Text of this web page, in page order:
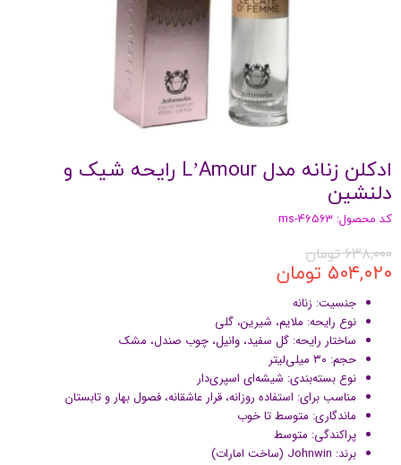
ادکلن زنانه مدل L’Amour رایحه شیک و
دلنشین
کد محصول: ms-46563
۶۳۸,۰۰۰ تومان
۵۰۴,۰۲۰ تومان
جنسیت: زنانه
نوع رایحه: ملایم، شیرین، گلی
ساختار رایحه: گل سفید، وانیل، چوب صندل، مشک
حجم: ۳۰ میلی‌لیتر
نوع بسته‌بندی: شیشه‌ای اسپری‌دار
مناسب برای: استفاده روزانه، قرار عاشقانه، فصول بهار و تابستان
ماندگاری: متوسط تا خوب
پراکندگی: متوسط
برند: Johnwin (ساخت امارات)